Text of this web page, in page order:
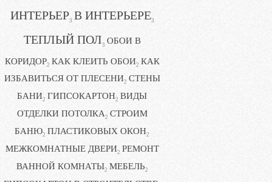
ИНТЕРЬЕР3 В ИНТЕРЬЕРЕ3
ТЕПЛЫЙ ПОЛ3 ОБОИ В
КОРИДОР2 КАК КЛЕИТЬ ОБОИ2 КАК
ИЗБАВИТЬСЯ ОТ ПЛЕСЕНИ2 СТЕНЫ
БАНИ2 ГИПСОКАРТОН2 ВИДЫ
ОТДЕЛКИ ПОТОЛКА2 СТРОИМ
БАНЮ2 ПЛАСТИКОВЫХ ОКОН2
МЕЖКОМНАТНЫЕ ДВЕРИ2 РЕМОНТ
ВАННОЙ КОМНАТЫ2 МЕБЕЛЬ2